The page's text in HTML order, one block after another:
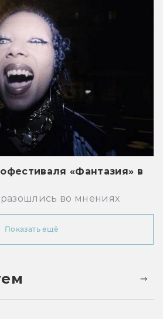
«Фантазия» в
во мнениях
Показать ещё